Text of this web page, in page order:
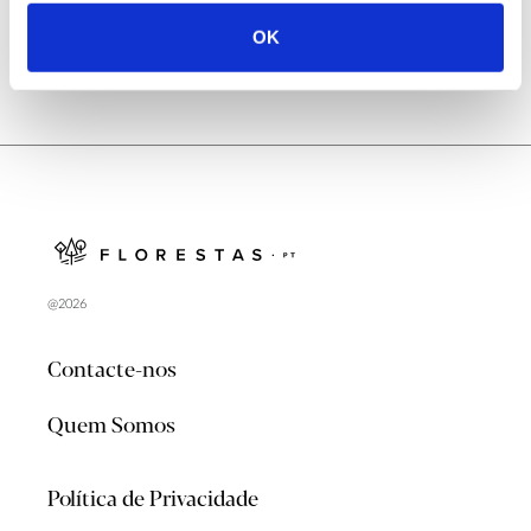
OK
@2026
Contacte-nos
Quem Somos
Política de Privacidade